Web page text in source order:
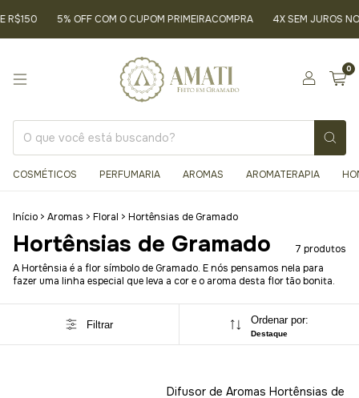
5% OFF COM O CUPOM PRIMEIRACOMPRA 4X SEM JUROS NO
0
COSMÉTICOS PERFUMARIA AROMAS AROMATERAPIA
Início > Aromas > Floral > Hortênsias de Gramado
Hortênsias de Gramado
7 produtos
A Hortênsia é a flor símbolo de Gramado. E nós pensamos nela para
fazer uma linha especial que leva a cor e o aroma desta flor tão bonita.
Filtrar Ordenar por:
Destaque
Difusor de Aromas Hortênsias de